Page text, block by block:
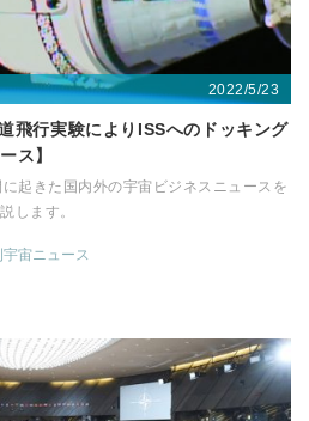
2022/5/23
飛行実験によりISSへのドッキング
ス】
起きた国内外の宇宙ビジネスニュースを
します。
宇宙ニュース